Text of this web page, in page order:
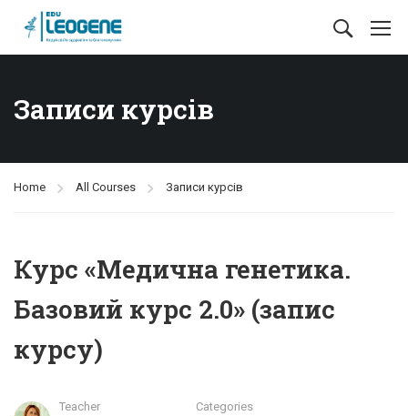
Записи курсів
Home All Courses Записи курсів
Курс «Медична генетика.
Базовий курс 2.0» (запис
курсу)
Teacher Categories